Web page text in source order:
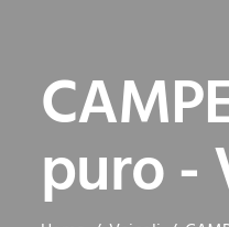
puro -